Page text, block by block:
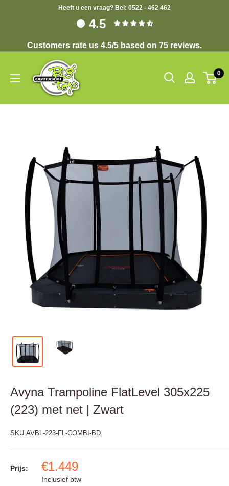
Heeft u een vraag? Bel: 0522 - 462 462
4.5
Customers rate us 4.5/5 based on 75 reviews.
0
Avyna Trampoline FlatLevel 305x225
(223) met net | Zwart
SKU:AVBL-223-FL-COMBI-BD
Prijs: €1.449
Inclusief btw